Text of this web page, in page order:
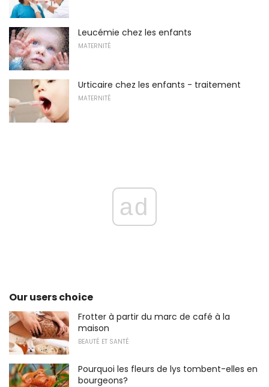
Leucémie chez les enfants
MATERNITÉ
Urticaire chez les enfants - traitement
MATERNITÉ
ad
Our users choice
Frotter à partir du marc de café à la
maison
BEAUTÉ ET SANTÉ
Pourquoi les fleurs de lys tombent-elles en
bourgeons?